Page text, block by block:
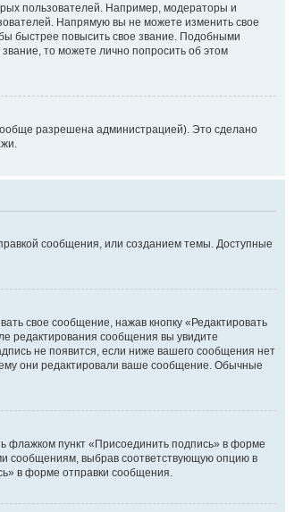
пользователей. Например, модераторы и
Напрямую вы не можете изменить свое
быстрее повысить свое звание. Подобными
то можете лично попросить об этом
разрешена администрацией). Это сделано
сообщения, или созданием темы. Доступные
свое сообщение, нажав кнопку «Редактировать
редактирования сообщения вы увидите
не появится, если ниже вашего сообщения нет
они редактировали ваше сообщение. Обычные
флажком пункт «Присоединить подпись» в форме
сообщениям, выбрав соответствующую опцию в
в форме отправки сообщения.